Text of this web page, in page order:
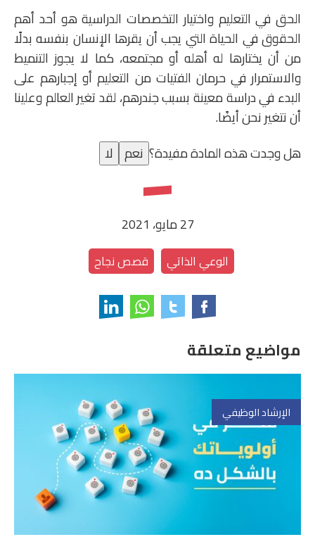
الحق في التعليم واختيار التخصصات الدراسية هو أحد أهم
الحقوق في الحياة التي يجب أن يقرها الإنسان بنفسه بدلًا
من أن يختارها له أهله أو مجتمعه، كما لا يجوز التنميط
والاستمرار في حرمان الفتيات من التعليم أو إجبارهم على
البدء في دراسة معينة بسبب جندرهم، لقد تغير العالم وعلينا
أن نتغير نحن أيضًا.
هل وجدت هذه المادة مفيدة؟ نعم لا
27 مايو، 2021
الوعي الذاتي قصص نجاح
مواضيع متعلقة
الإرشاد الوظيفي